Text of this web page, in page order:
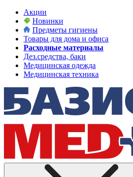
Акции
Новинки
Предметы гигиены
Товары для дома и офиса
Расходные материалы
Дез.средства, баки
Медицинская одежда
Медицинская техника